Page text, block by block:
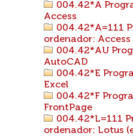
004.42*A
Access
004.42*A=111
ordenador: Access
004.42*AU
AutoCAD
004.42*E
Excel
004.42*F
FrontPage
004.42*L=111
ordenador: Lotus